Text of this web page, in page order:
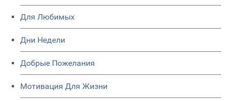
Для Любимых
Дни Недели
Добрые Пожелания
Мотивация Для Жизни